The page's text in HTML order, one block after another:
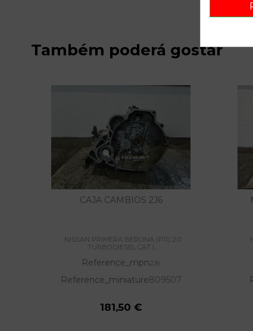
Também poderá gostar
CAJA CAMBIOS 2J6
NISSAN PRIMERA BERLINA (P11) 2.0
TURBODIESEL CAT |...
Reference_mpn2J6
Reference_miniature809507
181,50 €